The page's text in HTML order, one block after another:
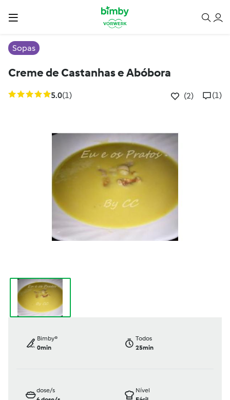
Sopas
Creme de Castanhas e Abóbora
5.0(1) (2) (1)
Bimby®
0min
Todos
25min
dose/s
Nível